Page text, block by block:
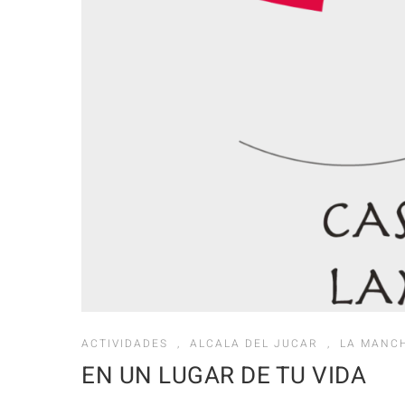
ACTIVIDADES , ALCALA DEL JUCAR , LA
EN UN LUGAR DE TU VIDA